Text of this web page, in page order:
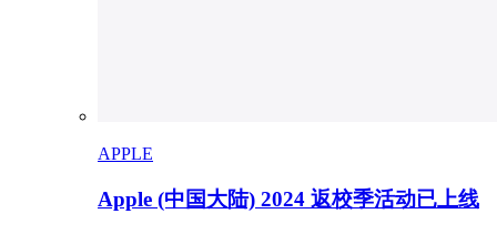
APPLE
Apple (中国大陆) 2024 返校季活动已上线